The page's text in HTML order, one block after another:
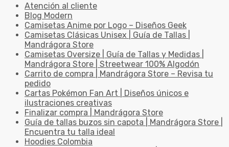
Atención al cliente
Blog Modern
Camisetas Anime por Logo – Diseños Geek
Camisetas Clásicas Unisex | Guía de Tallas |
Mandrágora Store
Camisetas Oversize | Guía de Tallas y Medidas |
Mandrágora Store | Streetwear 100% Algodón
Carrito de compra | Mandrágora Store – Revisa tu
pedido
Cartas Pokémon Fan Art | Diseños únicos e
ilustraciones creativas
Finalizar compra | Mandrágora Store
Guía de tallas buzos sin capota | Mandrágora Store |
Encuentra tu talla ideal
Hoodies Colombia